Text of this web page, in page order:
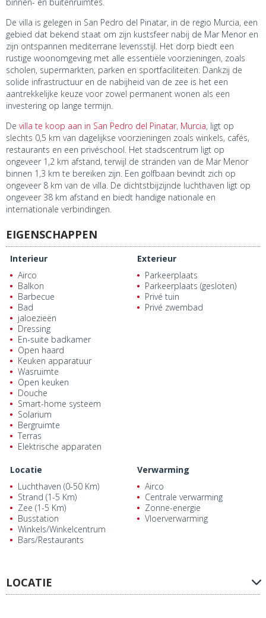
De villa is gelegen in San Pedro del Pinatar, in de regio Murcia, een
gebied dat bekend staat om zijn kustsfeer nabij de Mar Menor en
zijn ontspannen mediterrane levensstijl. Het dorp biedt een
rustige woonomgeving met alle essentiële voorzieningen, zoals
scholen, supermarkten, parken en sportfaciliteiten. Dankzij de
solide infrastructuur en de nabijheid van de zee is het een
aantrekkelijke keuze voor zowel permanent wonen als een
investering op lange termijn.
De villa te koop aan in San Pedro del Pinatar, Murcia, ligt op
slechts 0,5 km van dagelijkse voorzieningen zoals winkels, cafés,
restaurants en een privéschool. Het stadscentrum ligt op
ongeveer 1,2 km afstand, terwijl de stranden van de Mar Menor
binnen 1,3 km te bereiken zijn. Een golfbaan bevindt zich op
ongeveer 8 km van de villa. De dichtstbijzijnde luchthaven ligt op
ongeveer 38 km afstand en biedt handige nationale en
internationale verbindingen.
EIGENSCHAPPEN
Interieur
Airco
Balkon
Barbecue
Bad
jaloezieën
Dressing
En-suite badkamer
Open haard
Keuken apparatuur
Wasruimte
Open keuken
Douche
Smart-home systeem
Solarium
Bergruimte
Terras
Elektrische apparaten
Exterieur
Parkeerplaats
Parkeerplaats (gesloten)
Privé tuin
Privé zwembad
Locatie
Luchthaven (0-50 Km)
Strand (1-5 Km)
Zee (1-5 Km)
Busstation
Winkels/Winkelcentrum
Bars/Restaurants
Verwarming
Airco
Centrale verwarming
Zonne-energie
Vloerverwarming
LOCATIE